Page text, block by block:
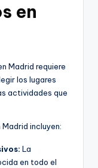
en
Madrid requiere
los lugares
actividades que
incluyen:
La
en todo el